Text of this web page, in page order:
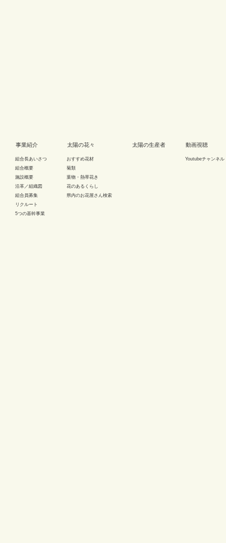
事業紹介
組合長あいさつ
組合概要
施設概要
沿革／組織図
組合員募集
リクルート
5つの基幹事業
太陽の花々
おすすめ花材
菊類
葉物・熱帯花き
花のあるくらし
県内のお花屋さん検索
太陽の生産者 動画視聴
Youtubeチャンネル